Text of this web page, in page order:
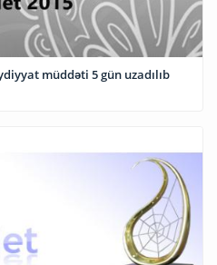
müddəti 5 gün uzadılıb